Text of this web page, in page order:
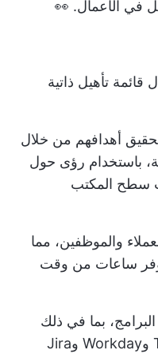
في الأعمال. 👀
تأهيل ذاتية
أهدافهم من خلال
باستخدام رؤى حول
سطح المكتب
والموظفين، مما
ساعات من وقت
بما في ذلك